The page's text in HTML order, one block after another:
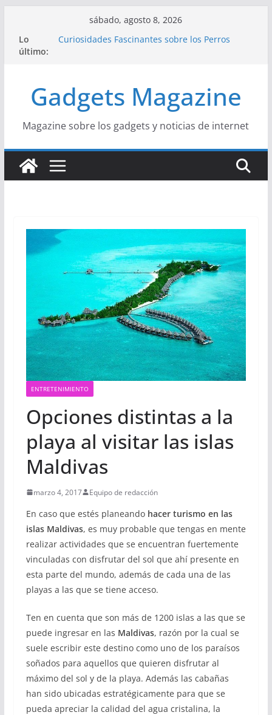
contenido
sábado, agosto 8, 2026
Lo
último:
Curiosidades Fascinantes sobre los Perros
Mediterránea
La Influencia del Streetwear en la Moda Juvenil
Actual
La Unión Europea: Una Historia Fácil de
Gadgets Magazine
Magazine sobre los gadgets y noticias de internet
ENTRETENIMIENTO
Opciones distintas a la
playa al visitar las islas
Maldivas
marzo 4, 2017 Equipo de redacción
En caso que estés planeando hacer turismo en las
islas Maldivas, es muy probable que tengas en mente
realizar actividades que se encuentran fuertemente
vinculadas con disfrutar del sol que ahí presente en
esta parte del mundo, además de cada una de las
playas a las que se tiene acceso.
Ten en cuenta que son más de 1200 islas a las que se
puede ingresar en las Maldivas, razón por la cual se
suele escribir este destino como uno de los paraísos
soñados para aquellos que quieren disfrutar al
máximo del sol y de la playa. Además las cabañas
han sido ubicadas estratégicamente para que se
pueda apreciar la calidad del agua cristalina, la